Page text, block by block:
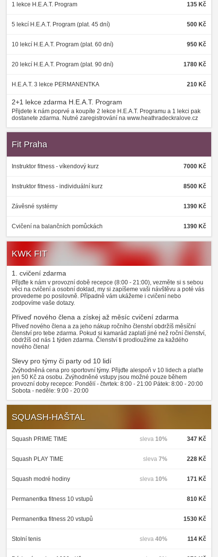
1 lekce H.E.A.T. Program 135 Kč
5 lekcí H.E.A.T. Program (plat. 45 dní) 500 Kč
10 lekcí H.E.A.T. Program (plat. 60 dní) 950 Kč
20 lekcí H.E.A.T. Program (plat. 90 dní) 1780 Kč
H.E.A.T. 3 lekce PERMANENTKA 210 Kč
2+1 lekce zdarma H.E.A.T. Program
Přijdete k nám poprvé a koupíte 2 lekce H.E.A.T. Programu a 1 lekci pak
dostanete zdarma. Nutné zaregistrování na www.heathradeckralove.cz
Fit Praha
Instruktor fitness - víkendový kurz 7000 Kč
Instruktor fitness - individuální kurz 8500 Kč
Závěsné systémy 1390 Kč
Cvičení na balančních pomůckách 1390 Kč
KWK FIT
1. cvičení zdarma
Přijďte k nám v provozní době recepce (8:00 - 21:00), vezměte si s sebou
věci na cvičení a osobní doklad, my si zapíšeme vaši návštěvu a poté vás
provedeme po posilovně. Případně vám ukážeme i cvičení nebo
zodpovíme vaše dotazy.
Přiveď nového člena a získej až měsíc cvičení zdarma
Přiveď nového člena a za jeho nákup ročního členství obdržíš měsíční
členství pro tebe zdarma. Pokud si kamarád zaplatí jiné než roční členství,
obdržíš od nás 1 týden zdarma. Členství ti prodloužíme za každého
nového člena!
Slevy pro týmy či party od 10 lidí
Zvýhodněná cena pro sportovní týmy. Přijďte alespoň v 10 lidech a plaťte
jen 50 Kč za osobu. Zvýhodněné vstupy jsou možné pouze během
provozní doby recepce: Pondělí - čtvrtek: 8:00 - 21:00 Pátek: 8:00 - 20:00
Sobota - neděle: 9:00 - 20:00
SQUASH-HAŠTAL
Squash PRIME TIME 347 Kč
sleva 10%
Squash PLAY TIME 228 Kč
sleva 7%
Squash modré hodiny 171 Kč
sleva 10%
Permanentka fitness 10 vstupů 810 Kč
Permanentka fitness 20 vstupů 1530 Kč
Stolní tenis 114 Kč
sleva 40%